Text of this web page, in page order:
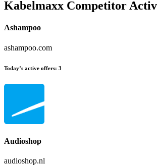
Kabelmaxx Competitor
Ashampoo
ashampoo.com
Today’s active offers: 3
Audioshop
audioshop.nl